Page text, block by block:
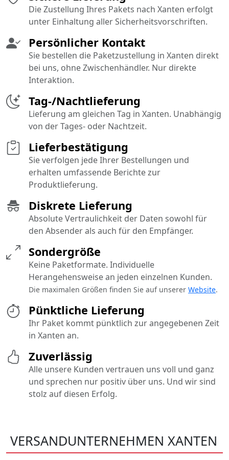
Pünktliche Lieferung
Ihr Paket kommt pünktlich zur angegebenen Zeit
in Xanten an.
Die Zustellung Ihres Pakets nach Xanten erfolgt
unter Einhaltung aller Sicherheitsvorschriften.
Diskrete Lieferung
Absolute Vertraulichkeit der Daten sowohl für
den Absender als auch für den Empfänger.
Tag-/Nachtlieferung
Lieferung am gleichen Tag in Xanten. Unabhängig
von der Tages- oder Nachtzeit.
Persönlicher Kontakt
Sie bestellen die Paketzustellung in Xanten direkt
bei uns, ohne Zwischenhändler. Nur direkte
Interaktion.
Sondergröße
Keine Paketformate. Individuelle
Herangehensweise an jeden einzelnen Kunden.
Die maximalen Größen finden Sie auf unserer Website.
Lieferbestätigung
Sie verfolgen jede Ihrer Bestellungen und
erhalten umfassende Berichte zur
Produktlieferung.
Zuverlässig
Alle unsere Kunden vertrauen uns voll und ganz
und sprechen nur positiv über uns. Und wir sind
stolz auf diesen Erfolg.
VERSANDUNTERNEHMEN XANTEN